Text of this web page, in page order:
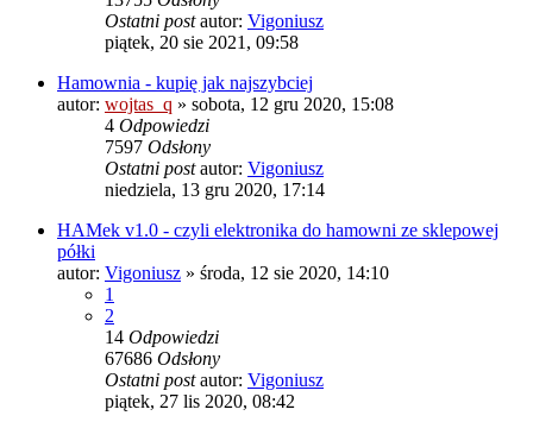
Ostatni postautor: Vigoniusz
piątek, 20 sie 2021, 09:58
Hamownia - kupię jak najszybciej
autor: wojtas_q » sobota, 12 gru 2020, 15:08
4 Odpowiedzi
7597 Odsłony
Ostatni postautor: Vigoniusz
niedziela, 13 gru 2020, 17:14
HAMek v1.0 - czyli elektronika do hamowni ze sklepowej
półki
autor: Vigoniusz » środa, 12 sie 2020, 14:10
1
2
14 Odpowiedzi
67686 Odsłony
Ostatni postautor: Vigoniusz
piątek, 27 lis 2020, 08:42